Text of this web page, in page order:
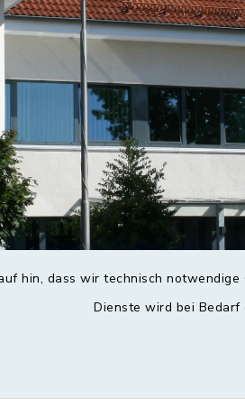
hin, dass wir technisch
Dienste wird bei